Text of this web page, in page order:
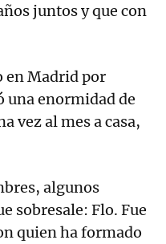
juntos y que con
en Madrid por
una enormidad de
vez al mes a casa,
algunos
sobresale: Flo. Fue
quien ha formado